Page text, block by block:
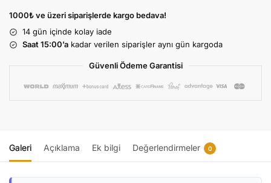
1000₺ ve üzeri siparişlerde kargo bedava!
14 gün içinde kolay iade
Saat 15:00’a kadar verilen siparişler aynı gün kargoda
Güvenli Ödeme Garantisi
Galeri Açıklama Ek bilgi Değerlendirmeler 0